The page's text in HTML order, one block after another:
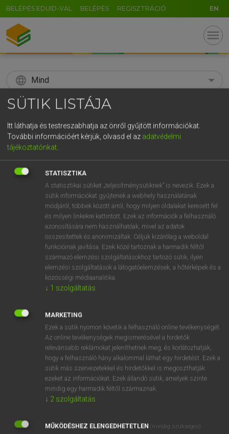
BELÉPÉS EDUID-VAL BELÉPÉS REGISZTRÁCIÓ EN
menu
language Mind
search
KERESÉS
Díjmentes angol szótár
focus
keresése szótárainkban
DÍJMENTES ANGOL SZÓTÁR
fokozódás
fokozódik
fókusztávolság
SÜTIK LISTÁJA
Itt láthatja és testreszabhatja az önről gyűjtött információkat.
További információért kérjük, olvasd el az adatvédelmi
tájékoztatónkat
STATISZTIKA
A statisztikai sütiket „teljesítménysütiknek” is nevezik. Ezek a
sütik információkat gyűjtenek a webhely használatának
módjáról, többek között arról, hogy milyen oldalakat keresett fel
és milyen linkekre kattintott. Ezek az információk a felhasználó
azonosítására nem használhatóak, mivel az adatok
összesítettek és anonimizáltak. Céljuk kizárólag a weboldal
funkcióinak javítása. Ezek közé tartoznak a harmadik féltől
származó elemzési szolgáltatásokhoz tartozó sütik; ilyen
elemzési szolgáltatások a látogatóelemzések, a hőtérképek és a
közösségi médiaanalitika.
↓ 1 szolgáltatás
MARKETING
Ezek a sütik nyomon követik a felhasználó online tevékenységét.
Az online tevékenységek megismerésével a hirdetők
relevánsabb reklámokat jeleníthetnek meg, és korlátozhatják,
hogy a felhasználó hány alkalommal láthat egy hirdetést. Ezek a
sütik más szervezetekkel és hirdetőkkel is megoszthatják
ezeket az információkat. Ezek állandó sütik, amelyek szinte
mindig egy harmadik féltől származnak.
↓ 2 szolgáltatás
MŰKÖDÉSHEZ ELENGEDHETETLEN (mindig szükséges)
GR
5 6 7 8 9 ö ü ó
r t z u i o p ő ú
k l ű
n m , . AltGr